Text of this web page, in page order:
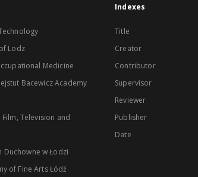
Lodz
Medicine
Bacewicz Academy
Television and
Duchowne w Łodzi
of Fine Arts Łódź
Indexes
Title
Creator
Contributor
Supervisor
Reviewer
Publisher
Date